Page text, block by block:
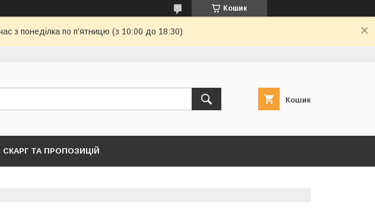
Кошик
з понеділка по п'ятницю (з 10:00 до 18:30)
Кошик
ТА ПРОПОЗИЦІЙ